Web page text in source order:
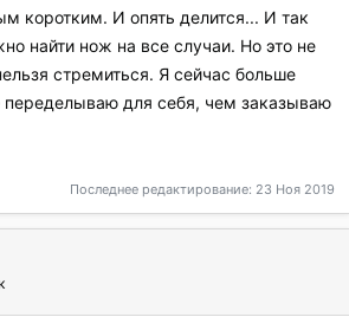
коротким. И опять делится... И так
найти нож на все случаи. Но это не
стремиться. Я сейчас больше
переделываю для себя, чем заказываю
Последнее редактирование: 23 Ноя 2019